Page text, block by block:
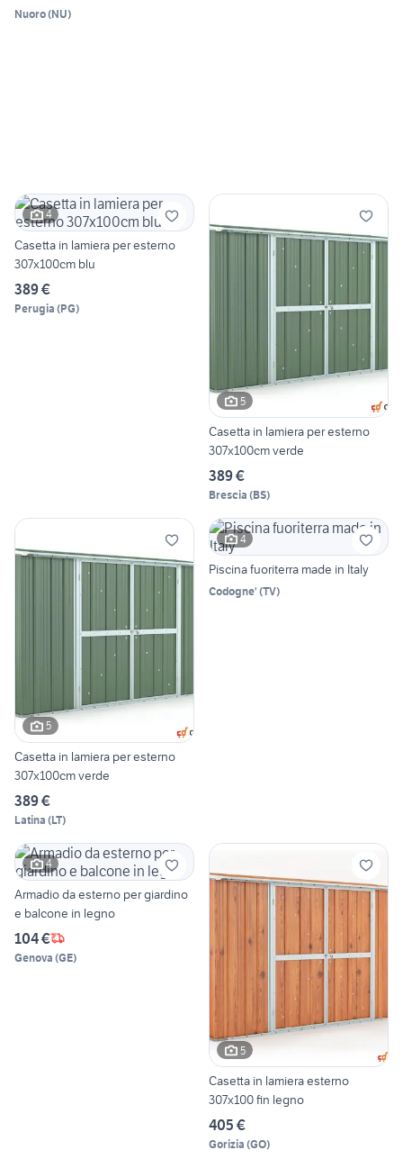
Nuoro(NU)
4
Casetta in lamiera per esterno
307x100cm blu
389 €
Perugia (PG)
5
Casetta in lamiera per esterno
307x100cm verde
389 €
Brescia (BS)
5
Casetta in lamiera per esterno
307x100cm verde
389 €
Latina (LT)
4
Piscina fuoriterra made in Italy
Codogne' (TV)
4
Armadio da esterno per giardino
e balcone in legno
104 €
Genova (GE)
5
Casetta in lamiera esterno
307x100 fin legno
405 €
Gorizia (GO)